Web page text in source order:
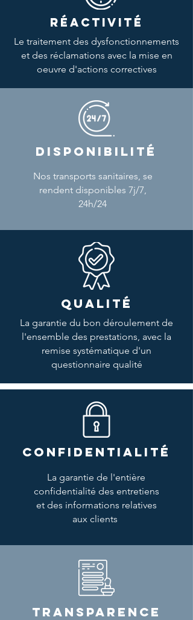
RÉACTIVITÉ
Le traitement des dysfonctionnements
et des réclamations avec la mise en
oeuvre d'actions correctives
DISPONIBILITÉ
Nos transports sanitaires, se
rendent disponibles 7j/7,
24h/24
QUALITÉ
La garantie du bon déroulement de
l'ensemble des prestations, avec la
remise systématique d'un
questionnaire qualité
CONFIDENTIALITÉ
La garantie de l'entière
confidentialité des entretiens
et des informations relatives
aux clients
TRANSPARENCE